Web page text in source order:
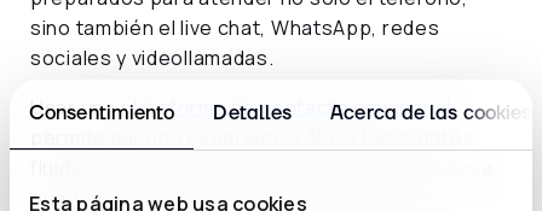
Consentimiento Detalles Acerca de las cookies
Esta página web usa cookies
sino también el live chat, WhatsApp, redes
sociales y videollamadas.
Usar unaplataforma de contacto omnicanal
puede hacer un seguimiento de extremo a